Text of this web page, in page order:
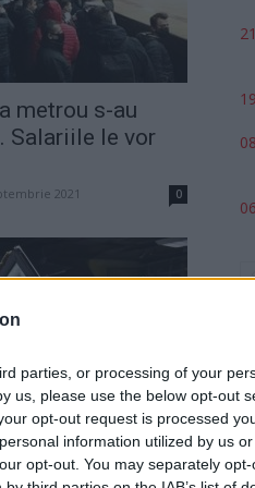
parties, or processing of your
us, please use the below opt-out
opt-out request is processed
information utilized by us
opt-out. You may separately
metrou s-au
Salariile le vor
2021 0
Rădoi,